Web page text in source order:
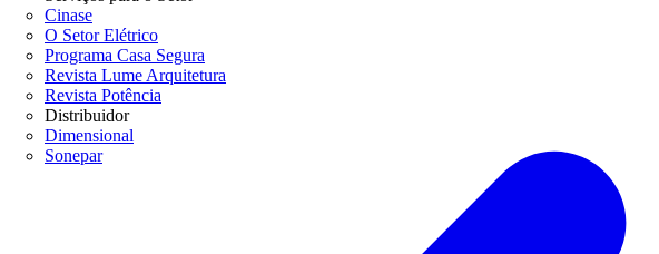
Cinase
O Setor Elétrico
Programa Casa Segura
Revista Lume Arquitetura
Revista Potência
Distribuidor
Dimensional
Sonepar